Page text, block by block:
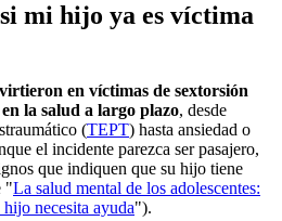
mi hijo ya es víctima
en víctimas de sextorsión
la salud a largo plazo, desde
(TEPT) hasta ansiedad o
el incidente parezca ser pasajero,
que indiquen que su hijo tiene
"La salud mental de los adolescentes:
necesita ayuda").